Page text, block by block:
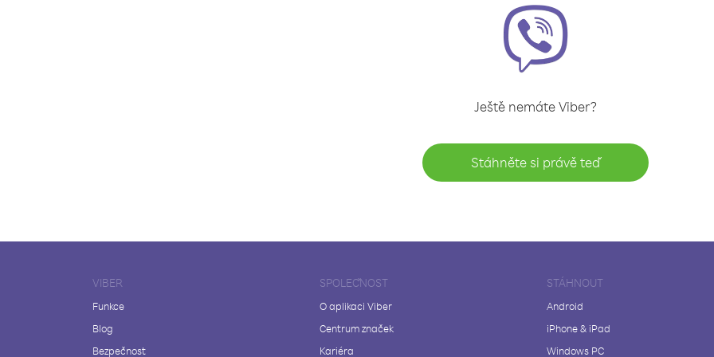
Ještě nemáte Viber?
Stáhněte si právě teď
VIBER
Funkce
Blog
Bezpečnost
SPOLEČNOST
O aplikaci Viber
Centrum značek
Kariéra
STÁHNOUT
Android
iPhone & iPad
Windows PC